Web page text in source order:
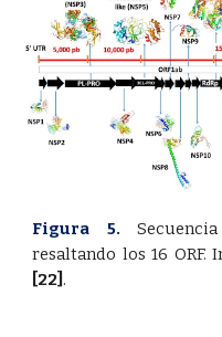
Figura 5.
resaltando los 16 ORF.
[22] .